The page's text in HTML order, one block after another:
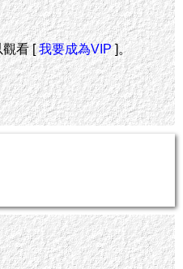
觀看 [我要成為VIP]。